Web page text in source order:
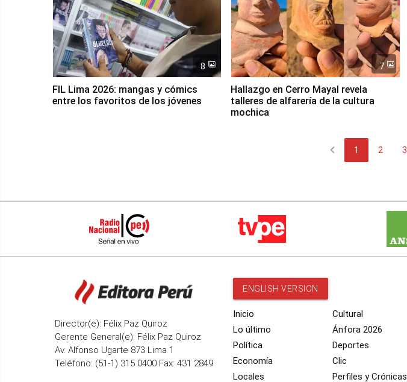
8
FIL Lima 2026: mangas y cómics
entre los favoritos de los jóvenes
7
Hallazgo en Cerro Mayal revela
talleres de alfarería de la cultura
mochica
chevron_left 1 2 3
Director(e): Félix Paz Quiroz
Gerente General(e): Félix Paz Quiroz
Av. Alfonso Ugarte 873 Lima 1
Teléfono: (51-1) 315 0400 Fax: 431 2849
ENGLISH VERSION
Inicio
Lo último
Política
Economía
Locales
Cultural
Ánfora 2026
Deportes
Clic
Perfiles y Crónicas